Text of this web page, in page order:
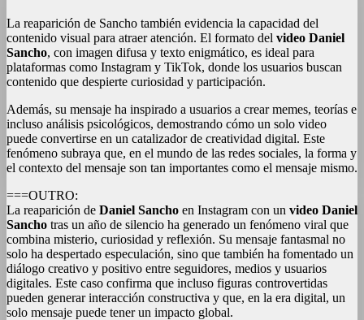
La reaparición de Sancho también evidencia la capacidad del
contenido visual para atraer atención. El formato del video Daniel
Sancho, con imagen difusa y texto enigmático, es ideal para
plataformas como Instagram y TikTok, donde los usuarios buscan
contenido que despierte curiosidad y participación.
Además, su mensaje ha inspirado a usuarios a crear memes, teorías e
incluso análisis psicológicos, demostrando cómo un solo video
puede convertirse en un catalizador de creatividad digital. Este
fenómeno subraya que, en el mundo de las redes sociales, la forma y
el contexto del mensaje son tan importantes como el mensaje mismo.
===OUTRO:
La reaparición de Daniel Sancho en Instagram con un video Daniel
Sancho tras un año de silencio ha generado un fenómeno viral que
combina misterio, curiosidad y reflexión. Su mensaje fantasmal no
solo ha despertado especulación, sino que también ha fomentado un
diálogo creativo y positivo entre seguidores, medios y usuarios
digitales. Este caso confirma que incluso figuras controvertidas
pueden generar interacción constructiva y que, en la era digital, un
solo mensaje puede tener un impacto global.